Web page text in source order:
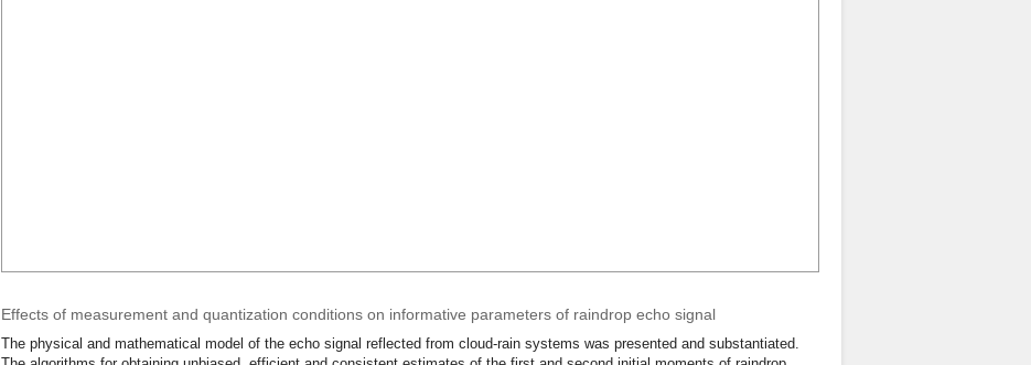
Effects of measurement and quantization conditions on informative parameters of raindrop echo signal
The physical and mathematical model of the echo signal reflected from cloud-rain systems was presented and substantiated.